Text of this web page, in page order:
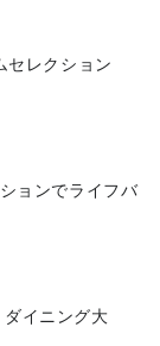
セレクション
ョンでライフバ
イニング大